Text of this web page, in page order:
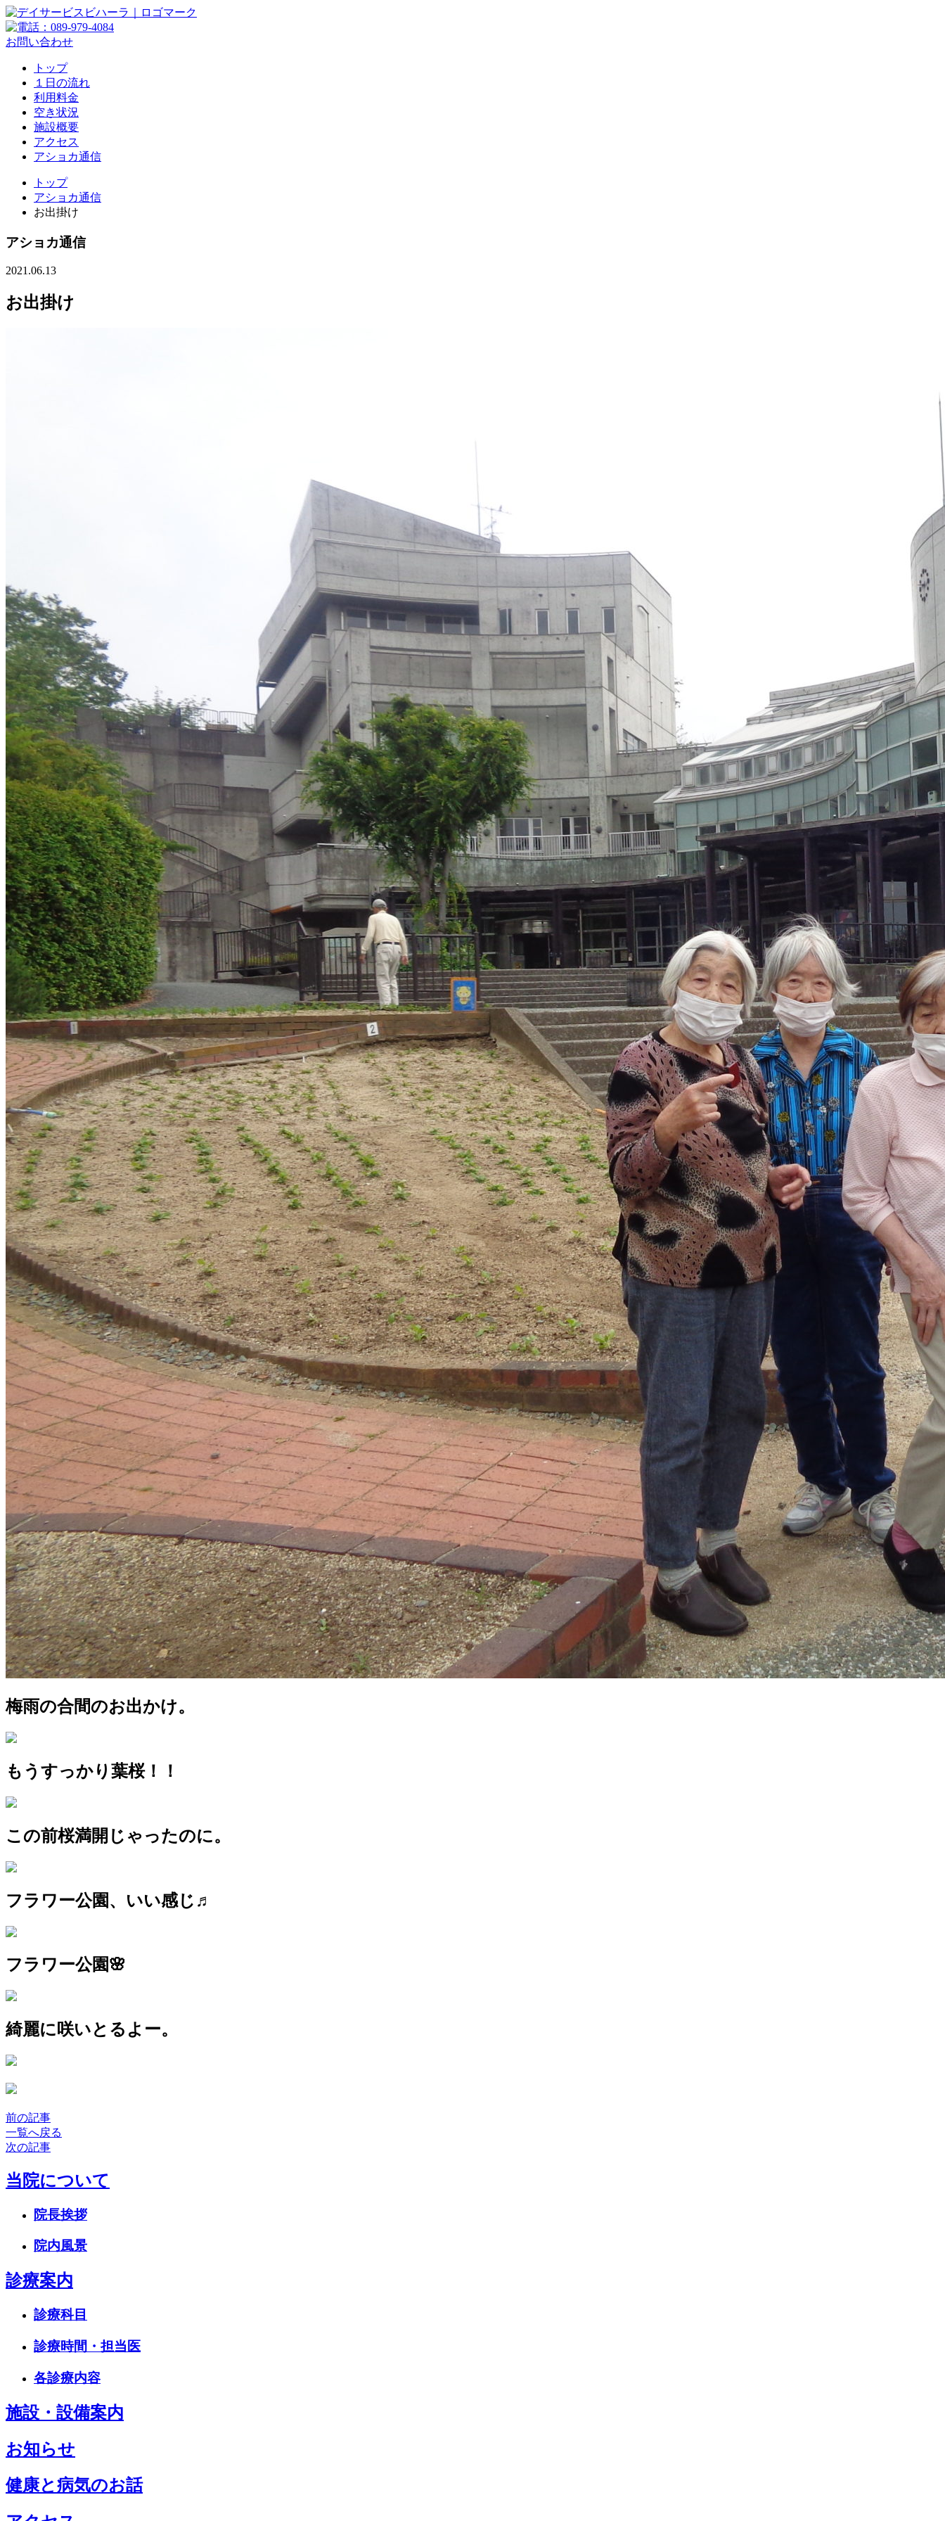
お問い合わせ
トップ
１日の流れ
利用料金
空き状況
施設概要
アクセス
アショカ通信
トップ
アショカ通信
お出掛け
アショカ通信
2021.06.13
お出掛け
梅雨の合間のお出かけ。
もうすっかり葉桜！！
この前桜満開じゃったのに。
フラワー公園、いい感じ♬
フラワー公園🌸
綺麗に咲いとるよー。
前の記事
一覧へ戻る
次の記事
当院について
院長挨拶
院内風景
診療案内
診療科目
診療時間・担当医
各診療内容
施設・設備案内
お知らせ
健康と病気のお話